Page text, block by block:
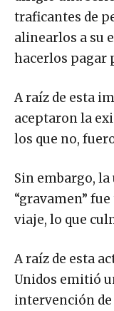
traficantes de
alinearlos a su
hacerlos pagar
A raíz de esta
aceptaron la
los que no,
Sin embargo,
“gravamen”
viaje, lo que
A raíz de esta
Unidos emitió
intervención de